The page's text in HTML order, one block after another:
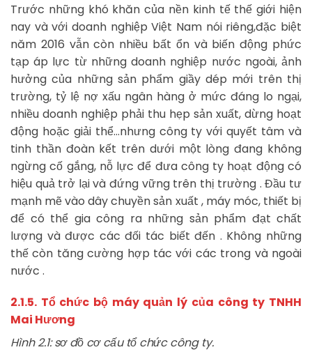
Trước những khó khăn của nền kinh tế thế giới hiện
nay và với doanh nghiệp Việt Nam nói riêng,đặc biệt
năm 2016 vẫn còn nhiều bất ổn và biến động phức
tạp áp lực từ những doanh nghiệp nước ngoài, ảnh
hưởng của những sản phẩm giầy dép mới trên thị
trường, tỷ lệ nợ xấu ngân hàng ở mức đáng lo ngại,
nhiều doanh nghiệp phải thu hẹp sản xuất, dừng hoạt
động hoặc giải thể…nhưng công ty với quyết tâm và
tinh thần đoàn kết trên dưới một lòng đang không
ngừng cố gắng, nỗ lực để đưa công ty hoạt động có
hiệu quả trở lại và đứng vững trên thị trường . Đầu tư
mạnh mẽ vào dây chuyền sản xuất , máy móc, thiết bị
để có thể gia công ra những sản phẩm đạt chất
lượng và được các đối tác biết đến . Không những
thế còn tăng cường hợp tác với các trong và ngoài
nước .
2.1.5. Tổ chức bộ máy quản lý của công ty TNHH
Mai Hương
Hình 2.1: sơ đồ cơ cấu tổ chức công ty.